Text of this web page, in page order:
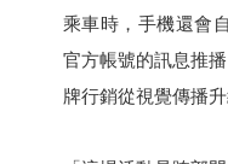
乘車時，手機還會
官方帳號的訊息推
牌行銷從視覺傳播